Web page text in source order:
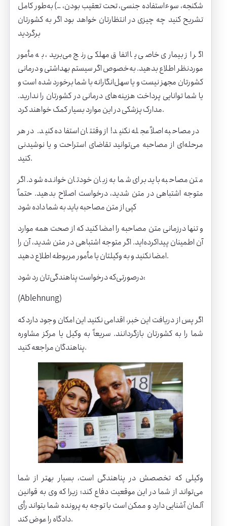
شکنجه، سوءاستفاده جنسی، تحت تعقیب بودن، …) به‌طور کامل
تشریح کنید چه چیزی در انتظارتان خواهد بود اگر به کشورتان
برگردید
اگر از بیماری خاصی یا اتفاق مهلکی رنج می‌برید، به مأمور
موردنظر اطلاع بدهید. به‌خصوص اگر سیستم بهداشتی و درمانی
کشورتان مجهز نیست و یا سهل‌انگارانه با شما برخورد شده است و
یا شما توانایی پرداخت هزینه‌های درمانی در کشورتان را ندارید.
مدارک پزشکی در این موارد بسیار کمک خواهند کرد.
در مصاحبه اصلاً عجله نکنید! از وقتتان استفاده کنید. در هر
مرحله‌ای از مصاحبه می‌توانید تقاضای استراحت و یا نوشیدنی
کنید.
متن مصاحبه باید برای شما به زبان خودتان خوانده شود. اگر
متوجه اشتباهی در متن شدید، درخواست اصلاح بدهید. حتماً
کپی از متن مصاحبه باید به شما داده شود
و تنها درزمانی متن مصاحبه را امضا کنید که از صحت همه موارد
آن اطمینان پیداکرده‌اید. اگر متوجه اشتباهی در متن شدید، آن را
امضا نکنید و به وکیلتان یا مأمور مربوطه اطلاع دهید.
درصورتی‌که درخواست پناهندگی‌تان رد شود:
(Ablehnung)
اگر پس از دریافت این خبر، اقدامی نکنید این امکان وجود دارد که
شما را به کشورتان بازگردانند. سریعاً به وکیل یا مرکز مشاوره
پناهندگان مراجعه کنید.
وکیلی که تخصصش در پناهندگی است، بسیار بهتر از شما
می‌تواند از شما در این موقعیت دفاع کند؛ زیرا که وی به قوانین
آلمان آشنایی دارد و ممکن است با توجه به پرونده شما بتواند رأی
دادگاه را عوض کند.